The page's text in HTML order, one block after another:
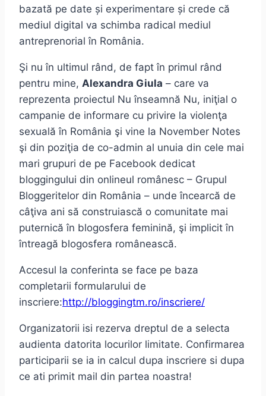
bazată pe date și experimentare și crede că
mediul digital va schimba radical mediul
antreprenorial în România.
Şi nu în ultimul rând, de fapt în primul rând
pentru mine, Alexandra Giula – care va
reprezenta proiectul Nu înseamnă Nu, iniţial o
campanie de informare cu privire la violenţa
sexuală în România şi vine la November Notes
şi din poziţia de co-admin al unuia din cele mai
mari grupuri de pe Facebook dedicat
bloggingului din onlineul românesc – Grupul
Bloggeritelor din România – unde încearcă de
câţiva ani să construiască o comunitate mai
puternică în blogosfera feminină, şi implicit în
întreagă blogosfera românească.
Accesul la conferinta se face pe baza
completarii formularului de
inscriere:http://bloggingtm.ro/inscriere/
Organizatorii isi rezerva dreptul de a selecta
audienta datorita locurilor limitate. Confirmarea
participarii se ia in calcul dupa inscriere si dupa
ce ati primit mail din partea noastra!